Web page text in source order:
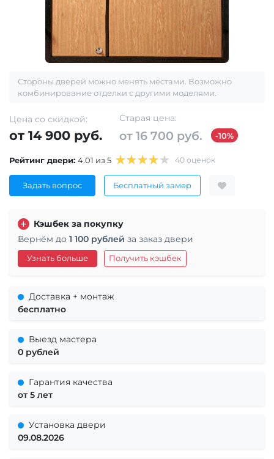
Стороны дверей можно менять местами. Возможно
комбинирование отделки с другими моделями.
Цена со скидкой:
от 14 900 руб.
Старая цена:
от 16 700 руб. -10%
Рейтинг двери: 4.01 из 5 40 оценок
Задать вопрос Бесплатный замер
Кэшбек за покупку
Вернём до 1 100 рублей за заказ двери
Узнать больше Получить кэшбек
Доставка + монтаж
бесплатно
Выезд мастера
0 рублей
Гарантия качества
от 5 лет
Установка двери
09.08.2026